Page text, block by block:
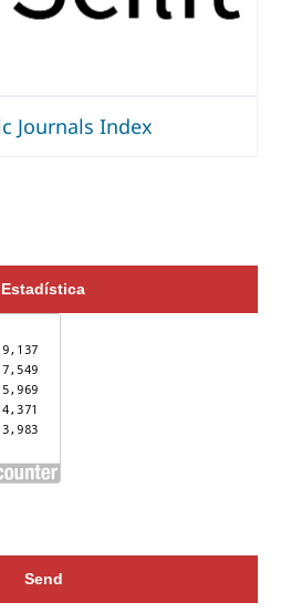
Estadística
Send